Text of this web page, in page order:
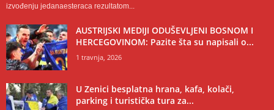
izvođenju jedanaesteraca rezultatom...
AUSTRIJSKI MEDIJI ODUŠEVLJENI BOSNOM I
HERCEGOVINOM: Pazite šta su napisali o...
1 travnja, 2026
U Zenici besplatna hrana, kafa, kolači,
parking i turistička tura za...